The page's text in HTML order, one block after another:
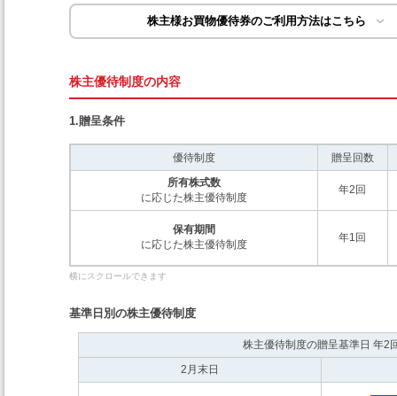
株主様お買物優待券のご利用方法はこちら
株主優待制度の内容
1.贈呈条件
優待制度
贈呈回数
所有株式数
に応じた株主優待制度
年2回
保有期間
に応じた株主優待制度
年1回
基準日別の株主優待制度
株主優待制度の贈呈基準日 年2
2月末日